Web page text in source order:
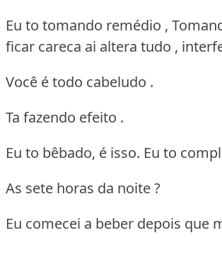
Eu to tomando remédio ,
ficar careca ai altera tudo ,
Você é todo cabeludo .
Ta fazendo efeito .
Eu to bêbado, é isso. Eu to
As sete horas da noite ?
Eu comecei a beber depois que